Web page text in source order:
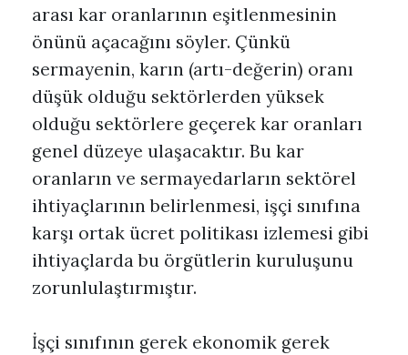
arası kar oranlarının eşitlenmesinin
önünü açacağını söyler. Çünkü
sermayenin, karın (artı-değerin) oranı
düşük olduğu sektörlerden yüksek
olduğu sektörlere geçerek kar oranları
genel düzeye ulaşacaktır. Bu kar
oranların ve sermayedarların sektörel
ihtiyaçlarının belirlenmesi, işçi sınıfına
karşı ortak ücret politikası izlemesi gibi
ihtiyaçlarda bu örgütlerin kuruluşunu
zorunlulaştırmıştır.
İşçi sınıfının gerek ekonomik gerek